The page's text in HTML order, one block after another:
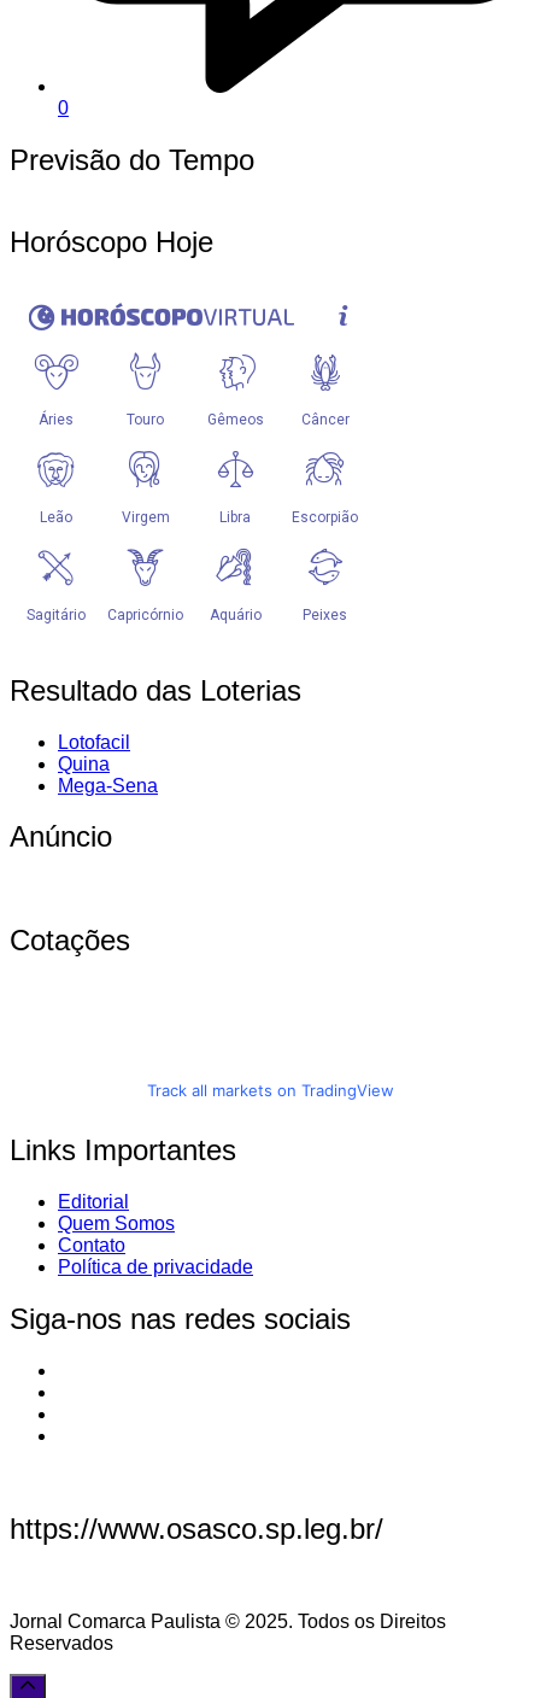
0
Previsão do Tempo
Horóscopo Hoje
Resultado das Loterias
Lotofacil
Quina
Mega-Sena
Anúncio
Cotações
Track all markets on TradingView
Links Importantes
Editorial
Quem Somos
Contato
Política de privacidade
Siga-nos nas redes sociais
https://www.osasco.sp.leg.br/
Jornal Comarca Paulista © 2025. Todos os Direitos
Reservados